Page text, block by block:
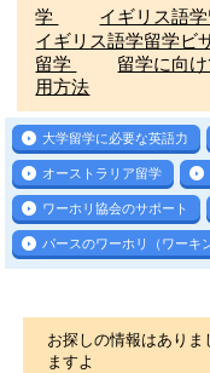
学
イギリス語
イギリス語学留学ビ
留学
留学に向
用方法
大学留学に必要な英語力
オーストラリア留学
ワーホリ協会のサポート
パースのワーホリ（ワーキ
お探しの情報はあり
ますよ